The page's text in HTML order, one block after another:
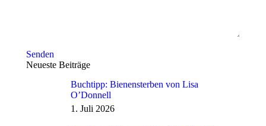
Senden
Neueste Beiträge
Buchtipp: Bienensterben von Lisa
O’Donnell
1. Juli 2026